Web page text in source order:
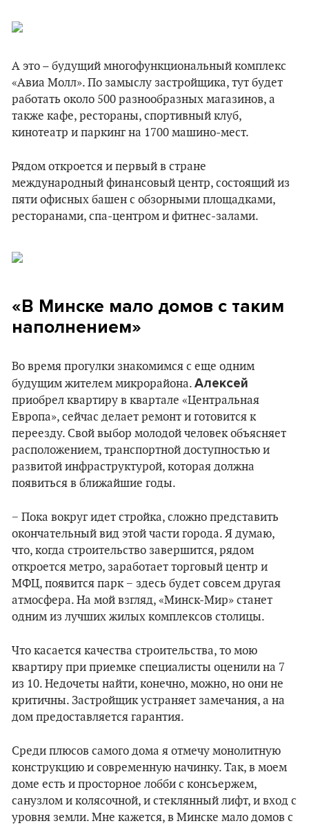
А это – будущий многофункциональный комплекс
«Авиа Молл». По замыслу застройщика, тут будет
работать около 500 разнообразных магазинов, а
также кафе, рестораны, спортивный клуб,
кинотеатр и паркинг на 1700 машино-мест.
Рядом откроется и первый в стране
международный финансовый центр, состоящий из
пяти офисных башен с обзорными площадками,
ресторанами, спа-центром и фитнес-залами.
«В Минске мало домов с таким
наполнением»
Во время прогулки знакомимся с еще одним
будущим жителем микрорайона. Алексей
приобрел квартиру в квартале «Центральная
Европа», сейчас делает ремонт и готовится к
переезду. Свой выбор молодой человек объясняет
расположением, транспортной доступностью и
развитой инфраструктурой, которая должна
появиться в ближайшие годы.
− Пока вокруг идет стройка, сложно представить
окончательный вид этой части города. Я думаю,
что, когда строительство завершится, рядом
откроется метро, заработает торговый центр и
МФЦ, появится парк − здесь будет совсем другая
атмосфера. На мой взгляд, «Минск-Мир» станет
одним из лучших жилых комплексов столицы.
Что касается качества строительства, то мою
квартиру при приемке специалисты оценили на 7
из 10. Недочеты найти, конечно, можно, но они не
критичны. Застройщик устраняет замечания, а на
дом предоставляется гарантия.
Среди плюсов самого дома я отмечу монолитную
конструкцию и современную начинку. Так, в моем
доме есть и просторное лобби с консьержем,
санузлом и колясочной, и стеклянный лифт, и вход с
уровня земли. Мне кажется, в Минске мало домов с